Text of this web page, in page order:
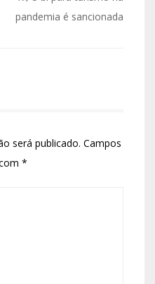
pandemia é sancionada
será publicado. Campos
*